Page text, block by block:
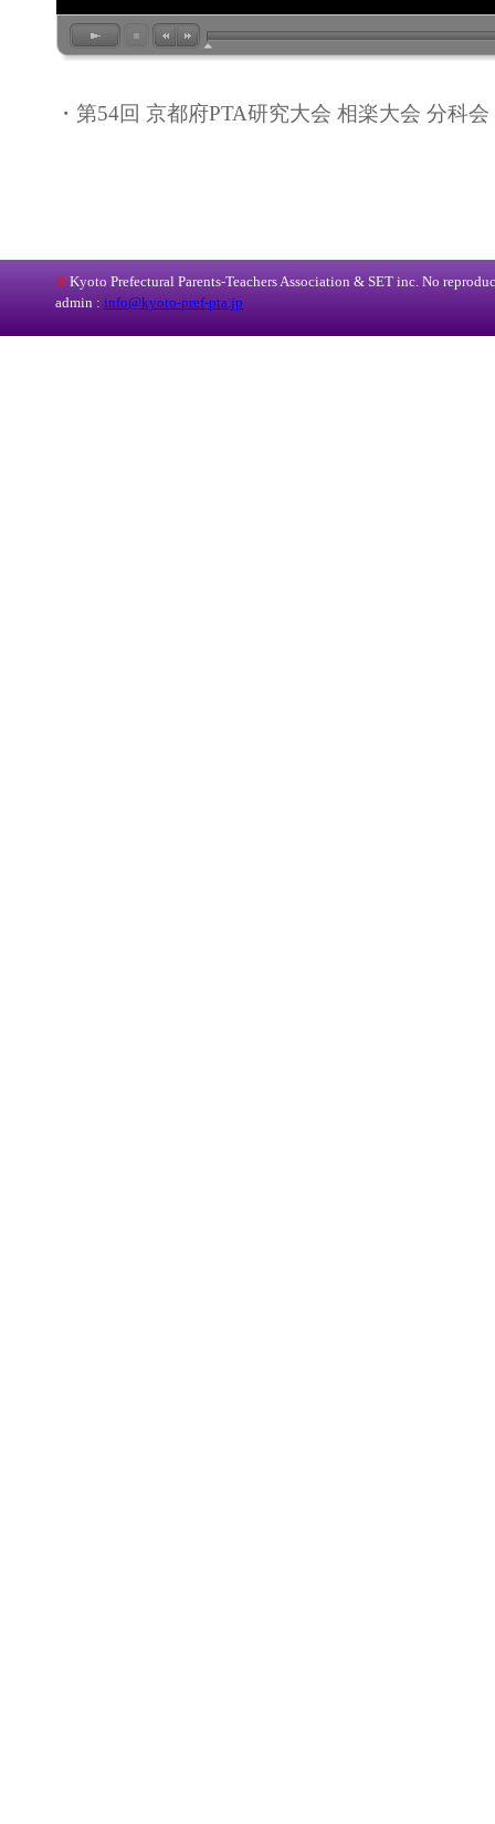
・第54回 京都府PTA研究大会 相楽大会 分科会
© Kyoto Prefectural Parents-Teachers Association & SET inc. No
admin : info@kyoto-pref-pta.jp